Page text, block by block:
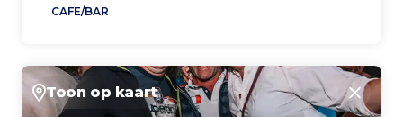
CAFE/BAR
Toon op kaart